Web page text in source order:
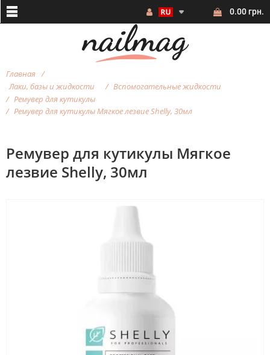
0.00 грн.
Главная
Лаки, базы и жидкости
Вспомогательные жидкости
Ремувер для кутикулы
Ремувер для кутикулы Мягкое лезвие Shelly, 30мл
Ремувер для кутикулы Мягкое
лезвие Shelly, 30мл